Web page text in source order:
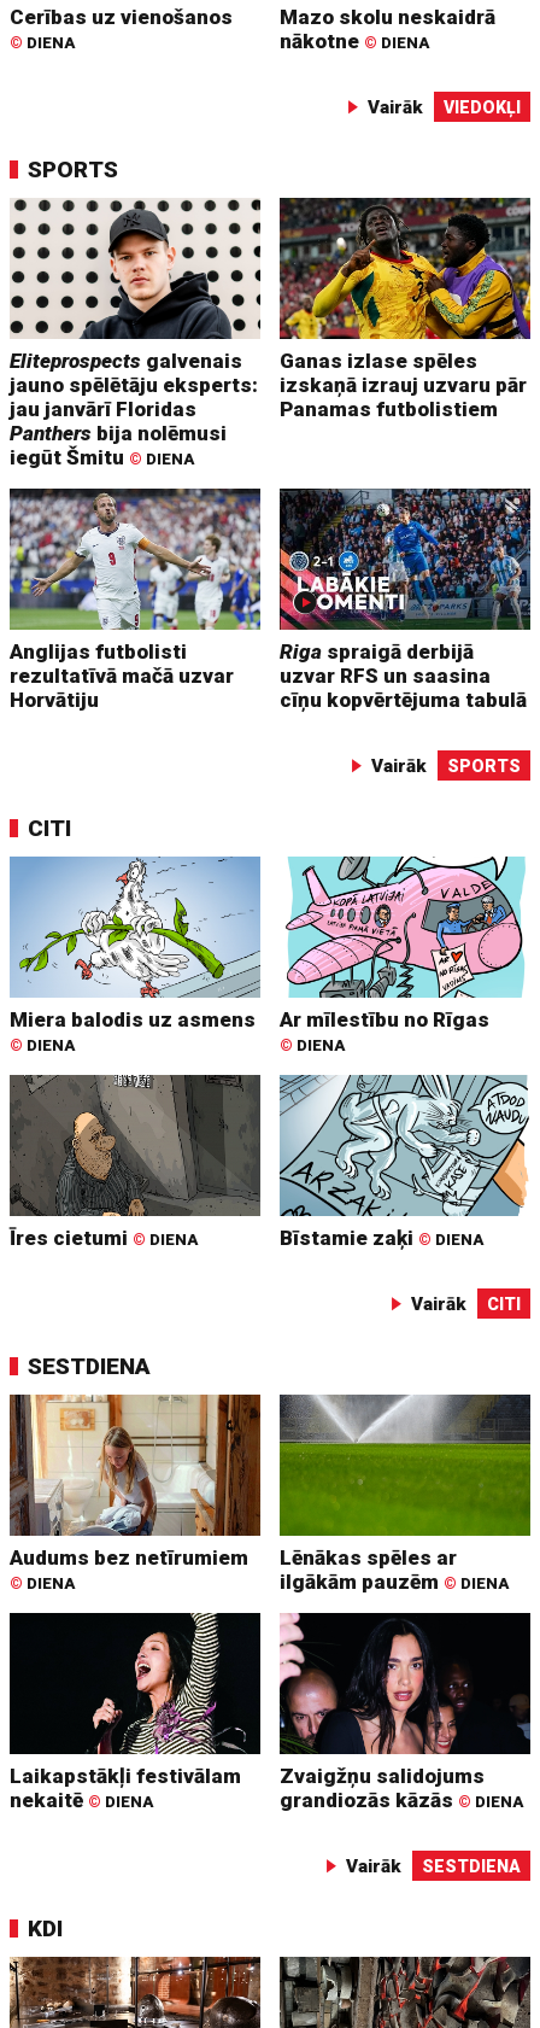
Cerības uz vienošanos
© DIENA
Mazo skolu neskaidrā
nākotne © DIENA
Vairāk VIEDOKĻI
SPORTS
Eliteprospects galvenais
jauno spēlētāju eksperts:
jau janvārī Floridas
Panthers bija nolēmusi
iegūt Šmitu © DIENA
Ganas izlase spēles
izskaņā izrauj uzvaru pār
Panamas futbolistiem
Anglijas futbolisti
rezultatīvā mačā uzvar
Horvātiju
Riga spraigā derbijā
uzvar RFS un saasina
cīņu kopvērtējuma tabulā
Vairāk SPORTS
CITI
Miera balodis uz asmens
© DIENA
Ar mīlestību no Rīgas
© DIENA
Īres cietumi © DIENA Bīstamie zaķi © DIENA
Vairāk CITI
SESTDIENA
Audums bez netīrumiem
© DIENA
Lēnākas spēles ar
ilgākām pauzēm © DIENA
Laikapstākļi festivālam
nekaitē © DIENA
Zvaigžņu salidojums
grandiozās kāzās © DIENA
Vairāk SESTDIENA
KDI